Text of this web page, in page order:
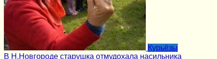
Курьёзы
В Н.Новгороде старушка отмудохала насильника